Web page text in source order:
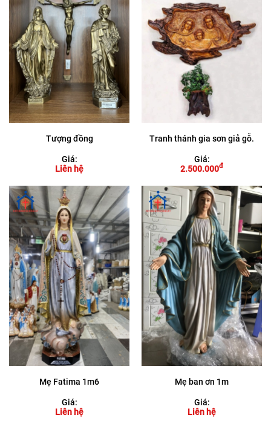
Tượng đồng
Giá:
Liên hệ
Tranh thánh gia sơn giả gỗ.
Giá:
2.500.000đ
Mẹ Fatima 1m6
Giá:
Liên hệ
Mẹ ban ơn 1m
Giá:
Liên hệ